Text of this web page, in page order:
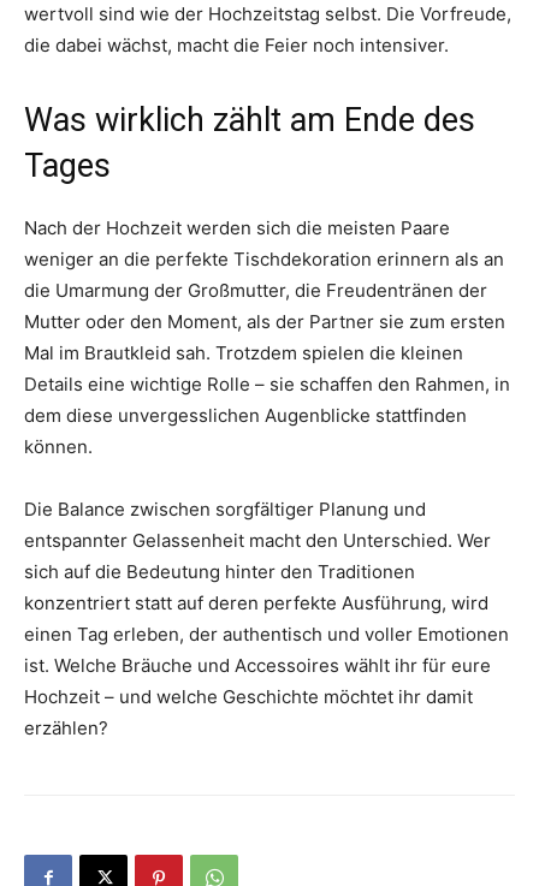
wertvoll sind wie der Hochzeitstag selbst. Die Vorfreude,
die dabei wächst, macht die Feier noch intensiver.
Was wirklich zählt am Ende des
Tages
Nach der Hochzeit werden sich die meisten Paare
weniger an die perfekte Tischdekoration erinnern als an
die Umarmung der Großmutter, die Freudentränen der
Mutter oder den Moment, als der Partner sie zum ersten
Mal im Brautkleid sah. Trotzdem spielen die kleinen
Details eine wichtige Rolle – sie schaffen den Rahmen, in
dem diese unvergesslichen Augenblicke stattfinden
können.
Die Balance zwischen sorgfältiger Planung und
entspannter Gelassenheit macht den Unterschied. Wer
sich auf die Bedeutung hinter den Traditionen
konzentriert statt auf deren perfekte Ausführung, wird
einen Tag erleben, der authentisch und voller Emotionen
ist. Welche Bräuche und Accessoires wählt ihr für eure
Hochzeit – und welche Geschichte möchtet ihr damit
erzählen?